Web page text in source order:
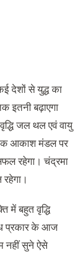
देशों से युद्ध का
इतनी बढ़ाएगा
जल थल एवं वायु
आकाश मंडल पर
रहेगा। चंद्रमा
में बहुत वृद्धि
प्रकार के आज
नहीं सुने ऐसे